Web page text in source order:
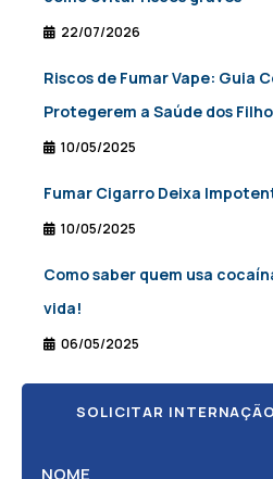
22/07/2026
Riscos de Fumar Vape: Guia
Protegerem a Saúde dos
10/05/2025
Fumar Cigarro Deixa
10/05/2025
Como saber quem usa
vida!
06/05/2025
SOLICITAR INTERNAÇÃO